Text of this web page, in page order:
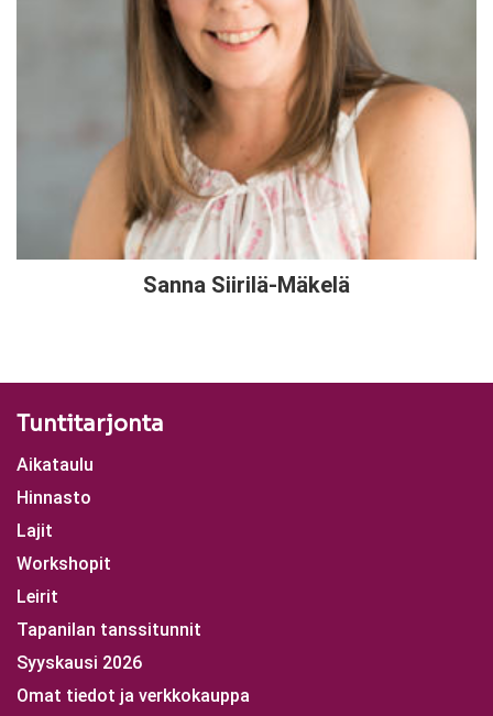
Sanna Siirilä-Mäkelä
Tuntitarjonta
Aikataulu
Hinnasto
Lajit
Workshopit
Leirit
Tapanilan tanssitunnit
Syyskausi 2026
Omat tiedot ja verkkokauppa